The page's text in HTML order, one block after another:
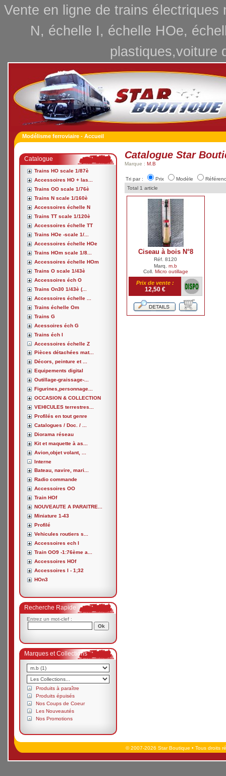
Vente en ligne de trains
N, échelle I, échelle HOe,
plastiques,voiture
Modélisme ferroviaire - Accueil
Catalogue
Trains HO scale 1/87è
Accessoires HO + las...
Trains OO scale 1/76è
Trains N scale 1/160è
Accessoires échelle N
Trains TT scale 1/120è
Accessoires échelle TT
Trains HOe -scale 1/...
Accessoires échelle HOe
Trains HOm scale 1/8...
Accessoires échelle HOm
Trains O scale 1/43è
Accessoires éch O
Trains On30 1/43è (...
Accessoires échelle ...
Trains échelle Om
Trains G
Acessoires éch G
Trains éch I
Accessoires échelle Z
Pièces détachées mat...
Décors, peinture et ...
Equipements digital
Outillage-graissage-...
Figurines,personnage...
OCCASION & COLLECTION
VEHICULES terrestres...
Profilés en tout genre
Catalogues / Doc. / ...
Diorama réseau
Kit et maquette à as...
Avion,objet volant, ...
Interne
Bateau, navire, mari...
Radio commande
Accessoires OO
Train HOf
NOUVEAUTE A PARAITRE...
Miniature 1-43
Profilé
Vehicules routiers s...
Accessoires ech I
Train OO9 -1:76ème a...
Accessoires HOf
Accessoires I - 1;32
HOn3
Recherche Rapide
Entrez un mot-clef :
Marques et Collections
Produits à paraître
Produits épuisés
Nos Coups de Coeur
Les Nouveautés
Nos Promotions
Catalogue Star
Marque : M.B
Tri par : Prix Modèle
Total 1 article
Ciseau à bois N°8
Réf. 8120
Marq. m.b
Coll. Micro outillage
Prix de vente :
12,50 €
© 2007-2026 Star Boutique • Tous droits